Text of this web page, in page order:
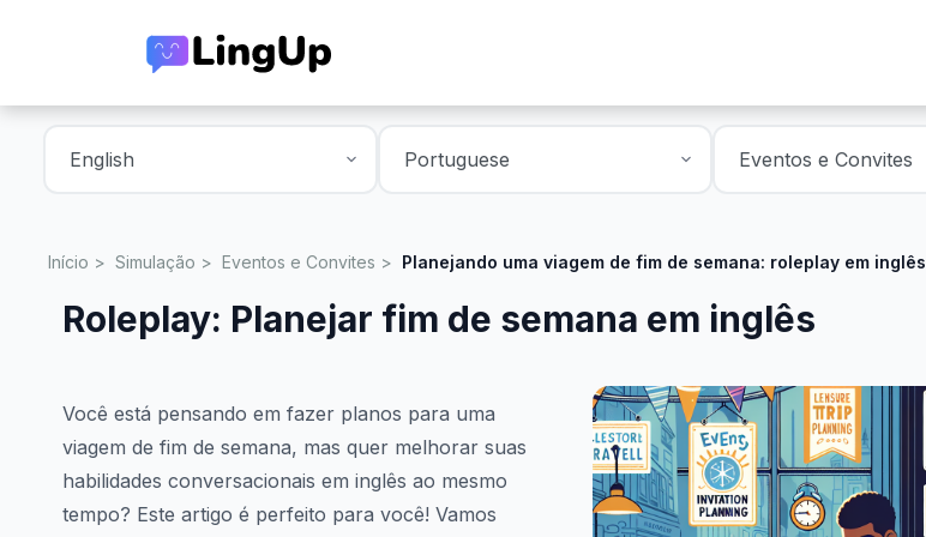
Início Simulação Eventos e Convites Planejando uma viagem de fim de semana: roleplay em inglês
Roleplay: Planejar fim de semana em inglês
Você está pensando em fazer planos para uma
viagem de fim de semana, mas quer melhorar suas
habilidades conversacionais em inglês ao mesmo
tempo? Este artigo é perfeito para você! Vamos